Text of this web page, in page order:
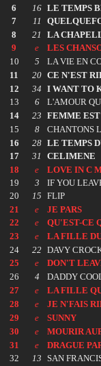
6
16 LE TEMPS
7
11
8
21 LA
9
e LES
10
5 LA VIE EN
11
20 CE N'EST
12
34 I WANT TO
13
6 L'AMOUR
14
23 FEMME
15
8 CHANTONS
16
28 LE TEMPS
17
31 CELIMENE
18
e LOVE IN C
19
3 IF YOU
20
15 FLIP
21
e JE PARS
22
e QU'EST-CE
23
e LA FILLE
24
22 DAVY
25
e DON'T
26
4 DADDY
27
e LA FILLE
28
e JE N'FAIS
29
e SUNNY
30
e MOURIR
31
e DRAGUE
32
13 SAN